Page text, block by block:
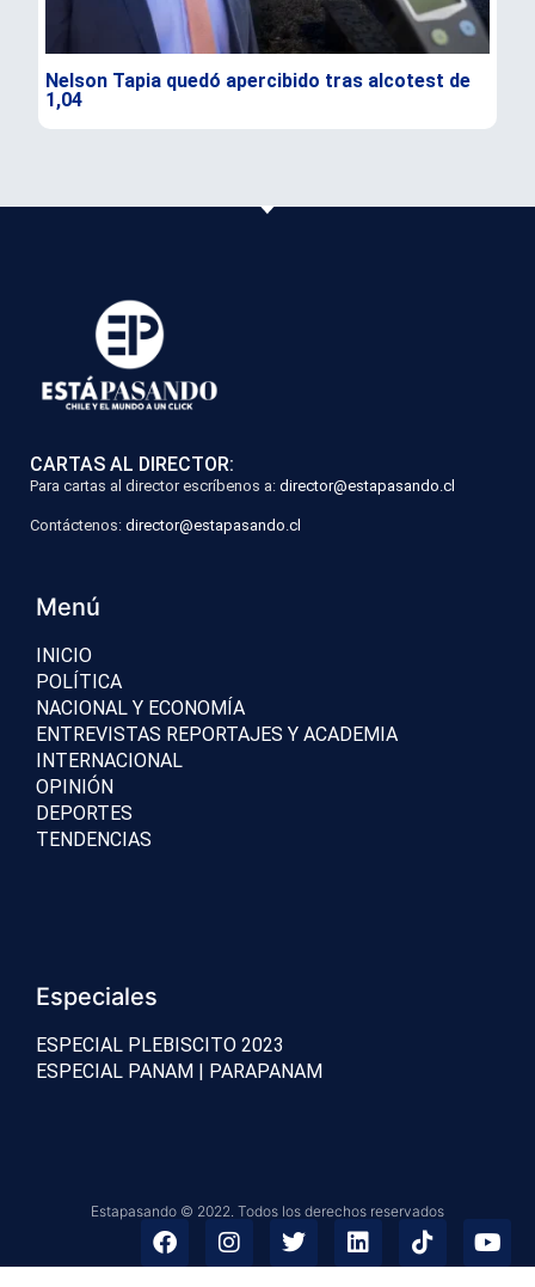
Nelson Tapia quedó apercibido tras alcotest de
1,04
CARTAS AL DIRECTOR:
Para cartas al director escríbenos a: director@estapasando.cl
Contáctenos: director@estapasando.cl
Menú
INICIO
POLÍTICA
NACIONAL Y ECONOMÍA
ENTREVISTAS REPORTAJES Y ACADEMIA
INTERNACIONAL
OPINIÓN
DEPORTES
TENDENCIAS
Especiales
ESPECIAL PLEBISCITO 2023
ESPECIAL PANAM | PARAPANAM
Estapasando © 2022. Todos los derechos reservados